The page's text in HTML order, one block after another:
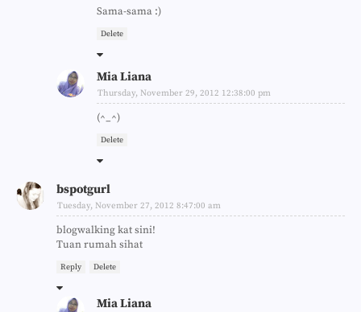
Sama-sama :)
Delete
Mia Liana
Thursday, November 29, 2012 12:38:00 pm
(^_^)
Delete
bspotgurl
Tuesday, November 27, 2012 8:47:00 am
blogwalking kat sini!
Tuan rumah sihat
Reply Delete
Mia Liana